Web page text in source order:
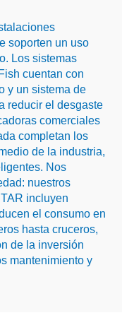
soporten un uso
Los sistemas
cuentan con
y un sistema de
reducir el desgaste
comerciales
completan los
de la industria,
Nos
nuestros
incluyen
el consumo en
hasta cruceros,
de la inversión
mantenimiento y